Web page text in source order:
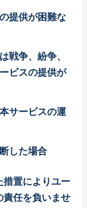
提供が困難な
戦争、紛争、
ビスの提供が
サービスの運
した場合
措置によりユー
責任を負いませ